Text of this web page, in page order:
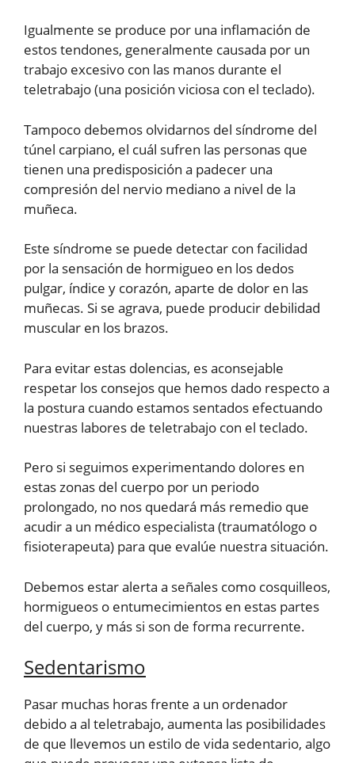
Igualmente se produce por una inflamación de
estos tendones, generalmente causada por un
trabajo excesivo con las manos durante el
teletrabajo (una posición viciosa con el teclado).
Tampoco debemos olvidarnos del síndrome del
túnel carpiano, el cuál sufren las personas que
tienen una predisposición a padecer una
compresión del nervio mediano a nivel de la
muñeca.
Este síndrome se puede detectar con facilidad
por la sensación de hormigueo en los dedos
pulgar, índice y corazón, aparte de dolor en las
muñecas. Si se agrava, puede producir debilidad
muscular en los brazos.
Para evitar estas dolencias, es aconsejable
respetar los consejos que hemos dado respecto a
la postura cuando estamos sentados efectuando
nuestras labores de teletrabajo con el teclado.
Pero si seguimos experimentando dolores en
estas zonas del cuerpo por un periodo
prolongado, no nos quedará más remedio que
acudir a un médico especialista (traumatólogo o
fisioterapeuta) para que evalúe nuestra situación.
Debemos estar alerta a señales como cosquilleos,
hormigueos o entumecimientos en estas partes
del cuerpo, y más si son de forma recurrente.
Sedentarismo
Pasar muchas horas frente a un ordenador
debido a al teletrabajo, aumenta las posibilidades
de que llevemos un estilo de vida sedentario, algo